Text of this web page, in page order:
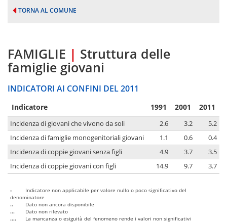
TORNA AL COMUNE
FAMIGLIE | Struttura delle
famiglie giovani
INDICATORI AI CONFINI DEL 2011
Indicatore 1991 2001 2011
Incidenza di giovani che vivono da soli 2.6 3.2
5.2
Incidenza di famiglie monogenitoriali giovani
1.1 0.6
0.4
Incidenza di coppie giovani senza figli
4.9 3.7
3.5
Incidenza di coppie giovani con figli
14.9 9.7 3.7
-
Indicatore non applicabile per valore nullo o poco significativo del
denominatore
..
Dato non ancora disponibile
...
Dato non rilevato
....
La mancanza o esiguità del fenomeno rende i valori non significativi